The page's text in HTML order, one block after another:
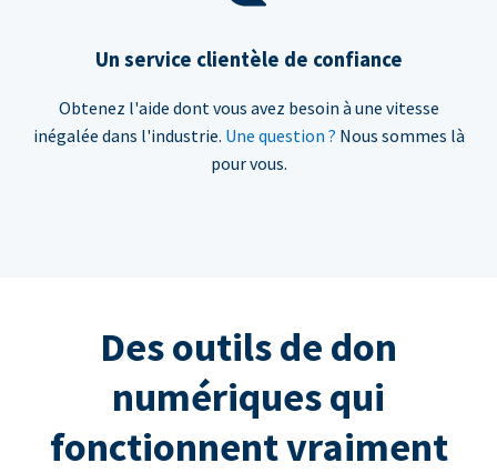
Un service clientèle de confiance
Obtenez l'aide dont vous avez besoin à une vitesse
inégalée dans l'industrie. Une question ? Nous sommes là
pour vous.
Des outils de don
numériques qui
fonctionnent vraiment